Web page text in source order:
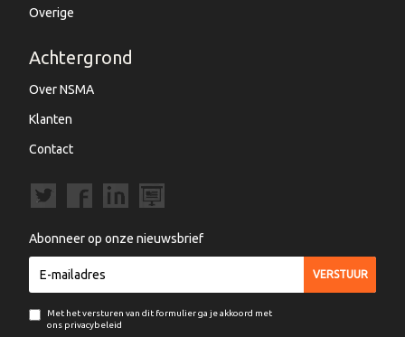
Overige
Achtergrond
Over NSMA
Klanten
Contact
Abonneer op onze nieuwsbrief
Met het versturen van dit formulier ga je akkoord met
ons privacybeleid